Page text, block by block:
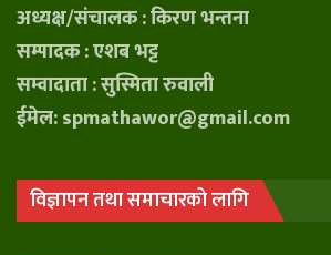
अध्यक्ष/संचालक : किरण भन्तना
सम्पादक : एशब भट्ट
सम्वादाता : सुस्मिता रुवाली
ईमेल: spmathawor@gmail.com
विज्ञापन तथा समाचारको लागि